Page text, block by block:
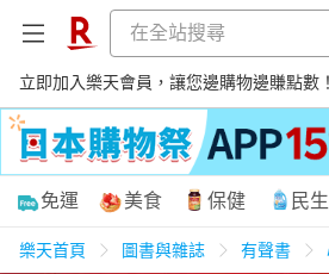
立即加入樂天會員，讓您邊購物邊賺點數！
購物網分類
免運 美食 保健 民
樂天首頁 圖書與雜誌 有聲書